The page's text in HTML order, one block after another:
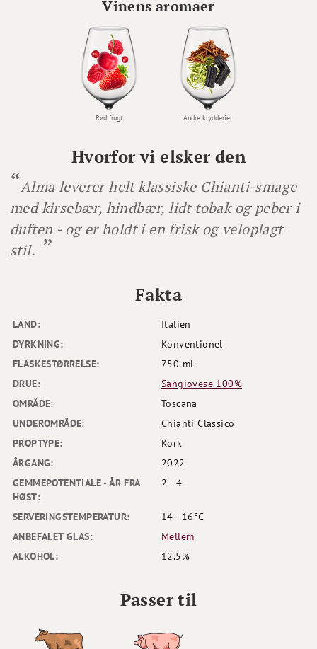
Hvorfor vi elsker den
Alma leverer helt klassiske Chianti-smage
med kirsebær, hindbær, lidt tobak og peber i
duften - og er holdt i en frisk og veloplagt
stil.
LAND:
Italien
DYRKNING:
Konventionel
FLASKESTØRRELSE:
750 ml
DRUE:
Sangiovese 100%
OMRÅDE:
Toscana
UNDEROMRÅDE:
Chianti Classico
PROPTYPE:
Kork
ÅRGANG:
2022
GEMMEPOTENTIALE - ÅR FRA
HØST:
2 - 4
SERVERINGSTEMPERATUR:
14 - 16°C
ANBEFALET GLAS:
Mellem
ALKOHOL:
12.5%
Fakta
Vinens aromaer
Rød frugt Andre krydderier
Passer til